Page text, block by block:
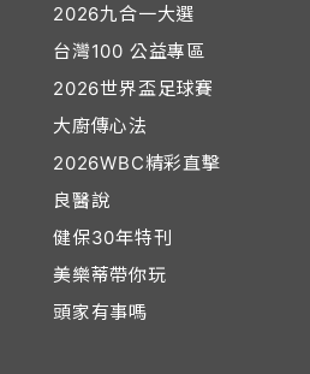
2026九合一大選
台灣100 公益專區
2026世界盃足球賽
大廚傳心法
2026WBC精彩直擊
良醫說
健保30年特刊
美樂蒂帶你玩
頭家有事嗎